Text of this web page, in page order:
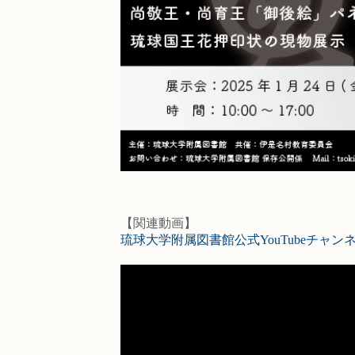
【関連動画】
琉球大学附属図書館公式YouTubeチャン